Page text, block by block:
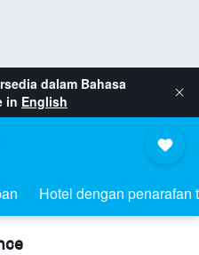
dalam Bahasa
in English
Hotel dengan penarafan